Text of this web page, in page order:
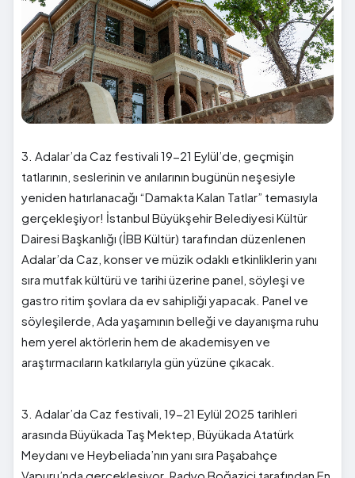
3. Adalar’da Caz festivali 19-21 Eylül’de, geçmişin
tatlarının, seslerinin ve anılarının bugünün neşesiyle
yeniden hatırlanacağı “Damakta Kalan Tatlar” temasıyla
gerçekleşiyor! İstanbul Büyükşehir Belediyesi Kültür
Dairesi Başkanlığı (İBB Kültür) tarafından düzenlenen
Adalar’da Caz, konser ve müzik odaklı etkinliklerin yanı
sıra mutfak kültürü ve tarihi üzerine panel, söyleşi ve
gastro ritim şovlara da ev sahipliği yapacak. Panel ve
söyleşilerde, Ada yaşamının belleği ve dayanışma ruhu
hem yerel aktörlerin hem de akademisyen ve
araştırmacıların katkılarıyla gün yüzüne çıkacak.
3. Adalar’da Caz festivali, 19-21 Eylül 2025 tarihleri
arasında Büyükada Taş Mektep, Büyükada Atatürk
Meydanı ve Heybeliada’nın yanı sıra Paşabahçe